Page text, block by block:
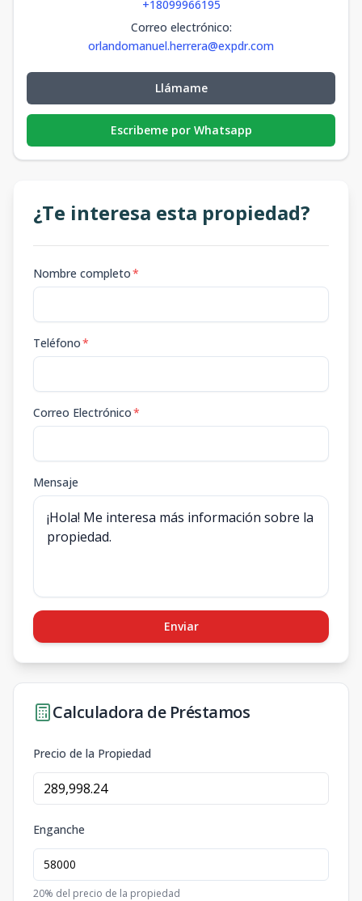
+18099966195
Correo electrónico:
orlandomanuel.herrera@expdr.com
Llámame
Escribeme por Whatsapp
¿Te interesa esta propiedad?
Nombre completo*
Teléfono*
Correo Electrónico*
Mensaje
Enviar
Calculadora de Préstamos
Precio de la Propiedad
Enganche
20% del precio de la propiedad